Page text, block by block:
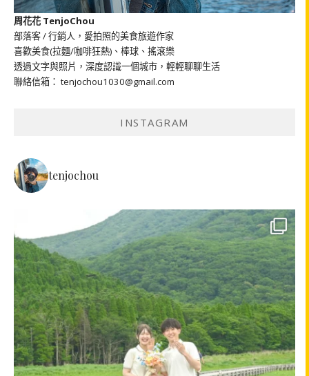
周花花 TenjoChou
部落客 / 行銷人，愛拍照的美食旅遊作家
喜歡美食(拉麵/咖啡狂熱)、棒球、搖滾樂
透過文字與照片，深度認識一個城市，輕輕聊聊生活
聯絡信箱： tenjochou1030@gmail.com
INSTAGRAM
tenjochou